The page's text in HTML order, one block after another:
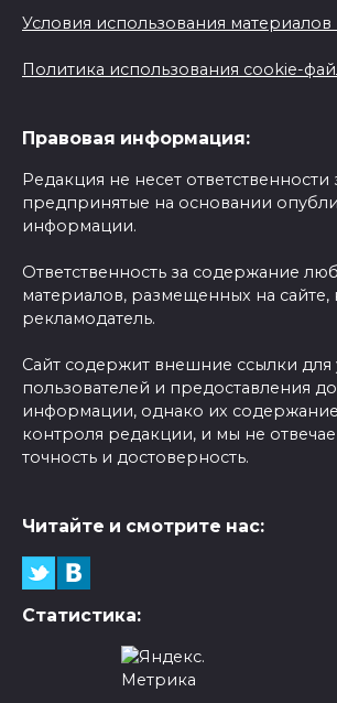
Условия использования
Политика использования cookie-
Правовая информация:
Редакция не несет ответственности
предпринятые на основании
информации.
Ответственность за содержание
материалов, размещенных на сайте,
рекламодатель.
Сайт содержит внешние ссылки для
пользователей и предоставления
информации, однако их
контроля редакции, и мы не
точность и достоверность.
Читайте и смотрите нас:
Статистика: